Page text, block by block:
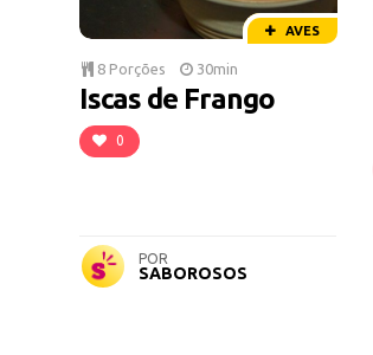
AVES
8 Porções 30min
Iscas de Frango
0
POR
SABOROSOS